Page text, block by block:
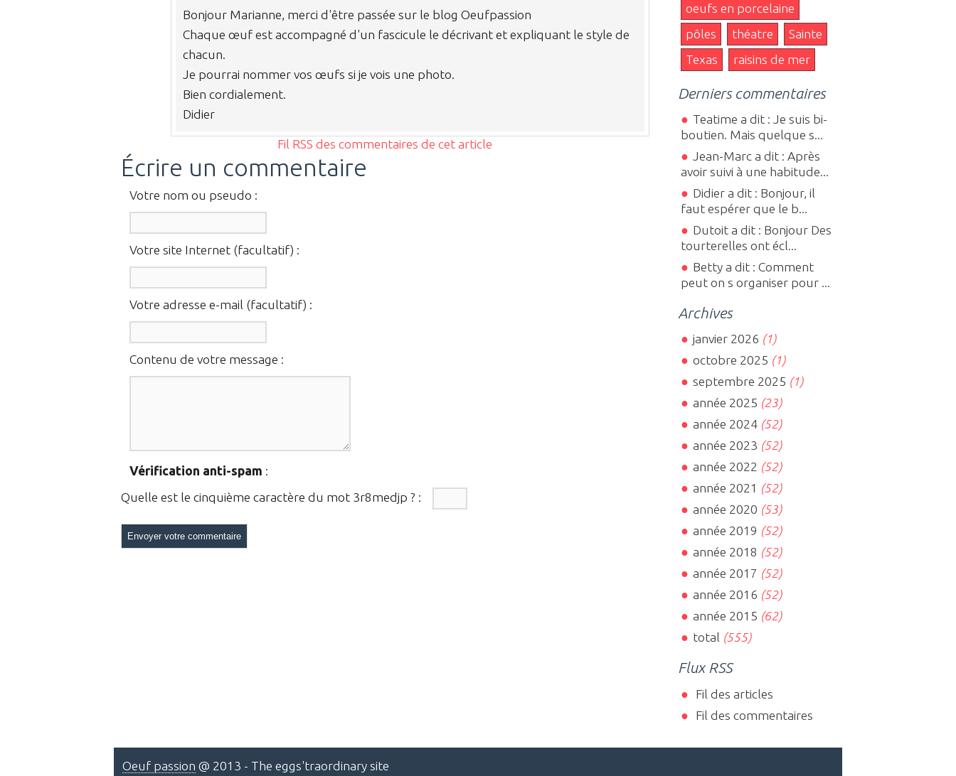
Bonjour Marianne, merci d'être passée sur le blog Oeufpassion
Chaque œuf est accompagné d'un fascicule le décrivant et expliquant le style de
chacun.
Je pourrai nommer vos œufs si je vois une photo.
Bien cordialement.
Didier
Fil RSS des commentaires de cet article
Écrire un commentaire
Votre nom ou pseudo :
Votre site Internet (facultatif) :
Votre adresse e-mail (facultatif) :
Contenu de votre message :
Vérification anti-spam :
Quelle est le cinquième caractère du mot 3r8medjp ? :
oeufs en porcelaine
pôles
théatre
Sainte
Texas
raisins de mer
Derniers commentaires
Teatime a dit : Je suis bi-
boutien. Mais quelque s...
Jean-Marc a dit : Après
avoir suivi à une habitude...
Didier a dit : Bonjour, il
faut espérer que le b...
Dutoit a dit : Bonjour Des
tourterelles ont écl...
Betty a dit : Comment
peut on s organiser pour ...
Archives
janvier 2026 (1)
octobre 2025 (1)
septembre 2025 (1)
année 2025 (23)
année 2024(52)
année 2023 (52)
année 2022 (52)
année 2021 (52)
année 2020 (53)
année 2019 (52)
année 2018 (52)
année 2017 (52)
année 2016 (52)
année 2015 (62)
total (555)
Flux RSS
Fil des articles
Fil des commentaires
Oeuf passion @ 2013 - The eggs'traordinary site